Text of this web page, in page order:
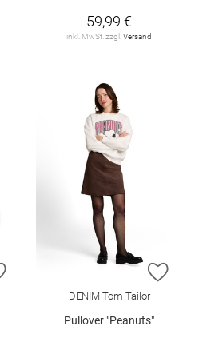
59,99 €
inkl. MwSt. zzgl. Versand
ZUR WUNSCHLISTE HINZUFÜGEN
ZUR
DENIM Tom Tailor
Pullover "Peanuts"